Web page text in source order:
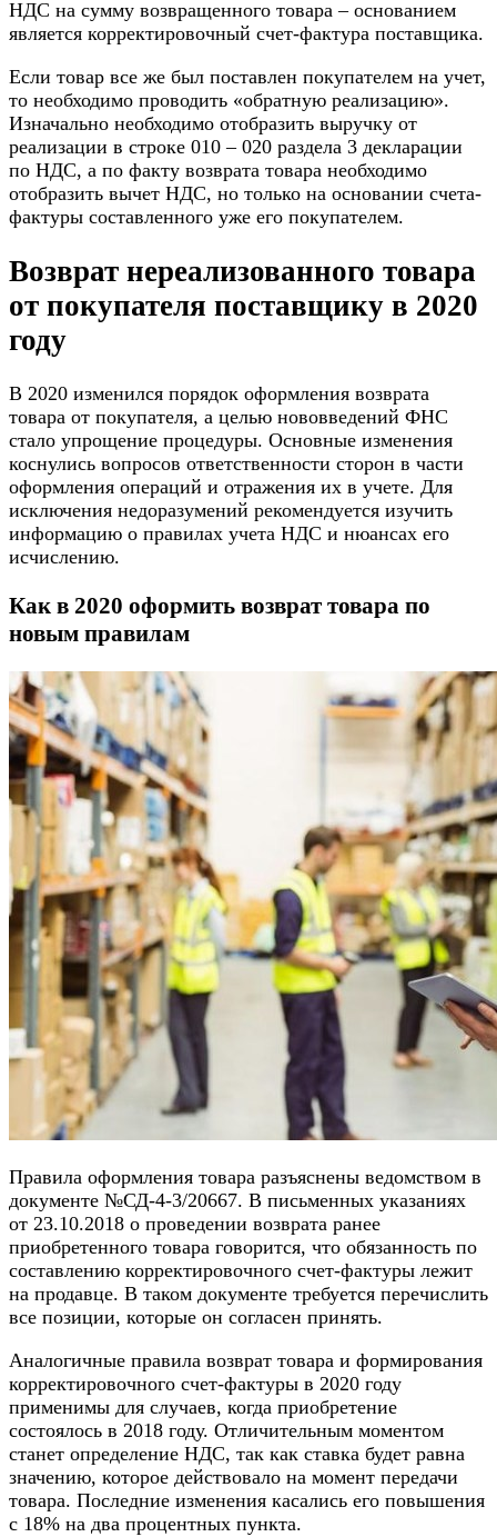
НДС на сумму возвращенного товара – основанием
является корректировочный счет-фактура поставщика.
Если товар все же был поставлен покупателем на учет,
то необходимо проводить «обратную реализацию».
Изначально необходимо отобразить выручку от
реализации в строке 010 – 020 раздела 3 декларации
по НДС, а по факту возврата товара необходимо
отобразить вычет НДС, но только на основании счета-
фактуры составленного уже его покупателем.
Возврат нереализованного товара
от покупателя поставщику в 2020
году
В 2020 изменился порядок оформления возврата
товара от покупателя, а целью нововведений ФНС
стало упрощение процедуры. Основные изменения
коснулись вопросов ответственности сторон в части
оформления операций и отражения их в учете. Для
исключения недоразумений рекомендуется изучить
информацию о правилах учета НДС и нюансах его
исчислению.
Как в 2020 оформить возврат товара по
новым правилам
Правила оформления товара разъяснены ведомством в
документе №СД-4-3/20667. В письменных указаниях
от 23.10.2018 о проведении возврата ранее
приобретенного товара говорится, что обязанность по
составлению корректировочного счет-фактуры лежит
на продавце. В таком документе требуется перечислить
все позиции, которые он согласен принять.
Аналогичные правила возврат товара и формирования
корректировочного счет-фактуры в 2020 году
применимы для случаев, когда приобретение
состоялось в 2018 году. Отличительным моментом
станет определение НДС, так как ставка будет равна
значению, которое действовало на момент передачи
товара. Последние изменения касались его повышения
с 18% на два процентных пункта.